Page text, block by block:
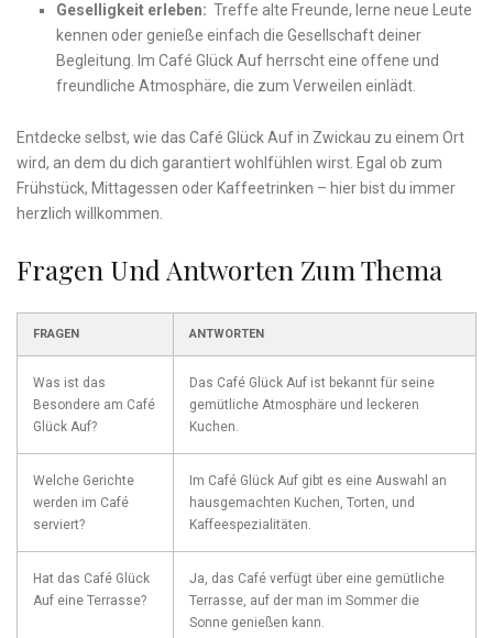
Geselligkeit erleben: ​ Treffe alte Freunde, lerne neue Leute
kennen oder genieße einfach die​ Gesellschaft deiner
Begleitung. Im Café Glück Auf herrscht eine offene und
freundliche Atmosphäre, die zum Verweilen einlädt.
Entdecke selbst, wie das Café Glück Auf in Zwickau zu einem Ort
wird, an dem​ du dich garantiert wohlfühlen⁣ wirst. Egal ob zum
Frühstück, Mittagessen oder Kaffeetrinken – hier bist du immer
herzlich willkommen.
Fragen Und ‌Antworten Zum Thema
FRAGEN ANTWORTEN
Was ist das
Besondere am Café
​Glück Auf?
Das Café​ Glück Auf ist bekannt für‍ seine
gemütliche Atmosphäre und leckeren
Kuchen.
Welche Gerichte
werden im⁢ Café
‌serviert?
Im Café Glück Auf gibt es eine Auswahl an
hausgemachten Kuchen, Torten, und
Kaffeespezialitäten.
Hat das Café Glück
Auf eine Terrasse?
Ja, das Café ⁢verfügt über⁢ eine gemütliche
Terrasse,‍ auf der man im Sommer die
Sonne genießen kann.